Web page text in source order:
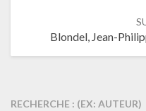
Blondel, Jean-
RECHERCHE : (EX: AUTEUR)